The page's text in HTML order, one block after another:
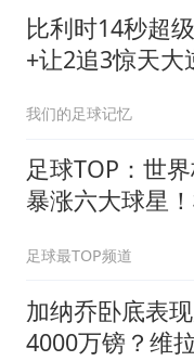
比利时14秒超
+让2追3惊天大
我们的足球记忆
足球TOP：世
暴涨六大球星
足球最TOP频道
加纳乔卧底表
4000万镑？维